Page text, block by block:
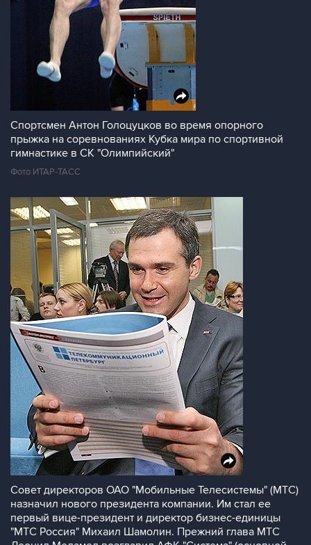
Спортсмен Антон Голоцуцков во время опорного
прыжка на соревнованиях Кубка мира по спортивной
гимнастике в СК "Олимпийский"
Фото ИТАР-ТАСС
Совет директоров ОАО "Мобильные Телесистемы" (МТС)
назначил нового президента компании. Им стал ее
первый вице-президент и директор бизнес-единицы
"МТС Россия" Михаил Шамолин. Прежний глава МТС